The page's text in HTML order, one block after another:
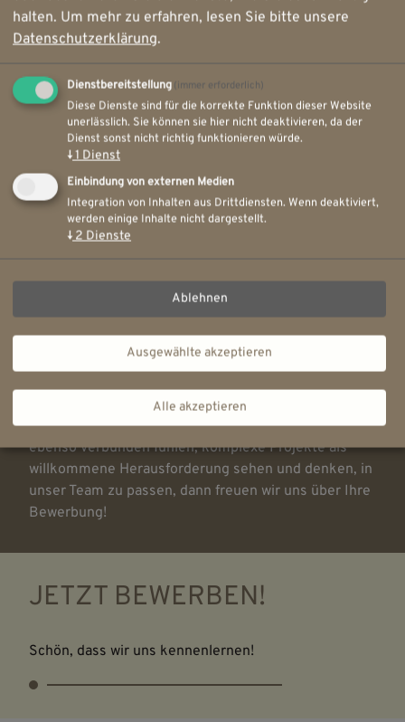
Stadtarchiv Schneeberg
St.-Wolfgangskirche Schneeberg
Schlossgarten Schwerin
Staatskanzlei Schwerin
Marienkirche Stralsund
Fürstenof Wismar
Ihre Karriere bei uns
Wenn Sie sich der nachhaltigen Denkmalpflege
ebenso verbunden fühlen, komplexe Projekte als
willkommene Herausforderung sehen und denken, in
unser Team zu passen, dann freuen wir uns über Ihre
Bewerbung!
JETZT BEWERBEN!
Schön, dass wir uns kennenlernen!
halten. Um mehr zu erfahren, lesen Sie bitte unsere
Datenschutzerklärung.
Dienstbereitstellung (immer erforderlich)
Diese Dienste sind für die korrekte Funktion dieser Website
unerlässlich. Sie können sie hier nicht deaktivieren, da der
Dienst sonst nicht richtig funktionieren würde.
↓1 Dienst
Einbindung von externen Medien
Integration von Inhalten aus Drittdiensten. Wenn deaktiviert,
werden einige Inhalte nicht dargestellt.
↓2Dienste
Ablehnen
Ausgewählte akzeptieren
Alle akzeptieren